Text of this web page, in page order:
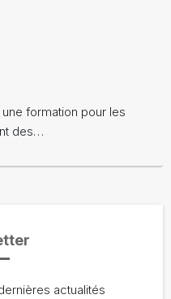
formation pour les
des…
actualités